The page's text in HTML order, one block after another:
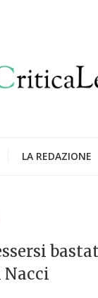
LA REDAZIONE